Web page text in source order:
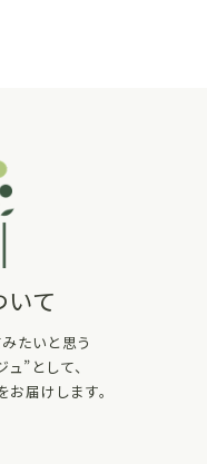
いて
たいと思う
”として、
お届けします。